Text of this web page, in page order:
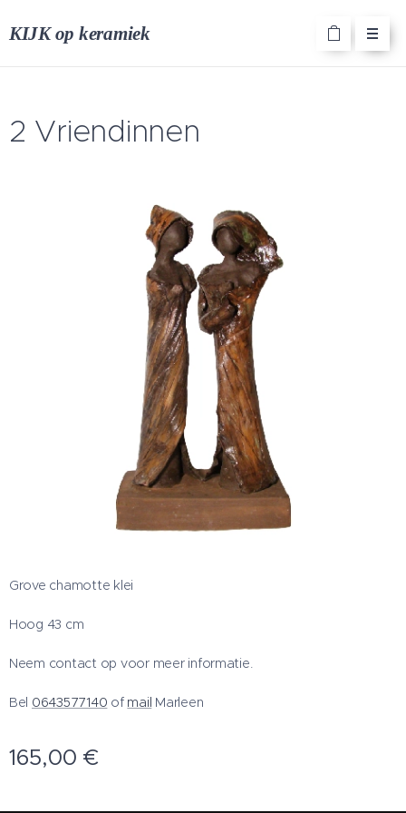
KIJK op keramiek
2 Vriendinnen
Grove chamotte klei
Hoog 43 cm
Neem contact op voor meer informatie.
Bel 0643577140 of mail Marleen
165,00 €